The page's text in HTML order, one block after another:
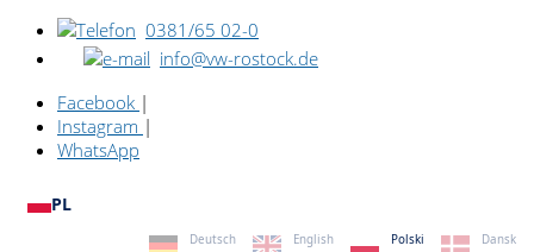
0381/65 02-0
info@vw-rostock.de
Facebook |
Instagram |
WhatsApp
PL
Deutsch English Polski Dansk